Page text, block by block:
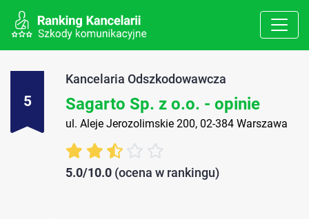
5
Kancelaria Odszkodowawcza
Sagarto Sp. z o.o. - opinie
ul. Aleje Jerozolimskie 200, 02-384 Warszawa
5.0/10.0 (ocena w rankingu)